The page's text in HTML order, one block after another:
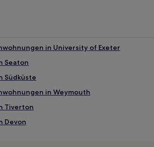
in University of Exeter
Seaton
Südküste
in Weymouth
Tiverton
Devon